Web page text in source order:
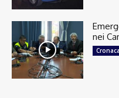
nei
Cronaca